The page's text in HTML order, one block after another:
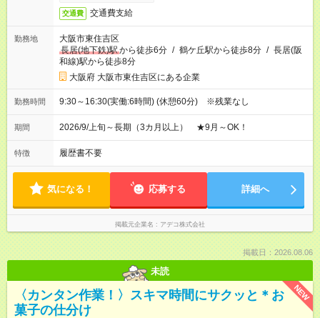
交通費 交通費支給
勤務地
大阪市東住吉区
長居(地下鉄)駅から徒歩6分 / 鶴ケ丘駅から徒歩8分 / 長居(阪
和線)駅から徒歩8分
大阪府 大阪市東住吉区にある企業
勤務時間 9:30～16:30(実働:6時間) (休憩60分) ※残業なし
期間 2026/9/上旬～長期（3カ月以上） ★9月～OK！
特徴 履歴書不要
気になる！ 応募する 詳細へ
掲載元企業名 アデコ株式会社
掲載日：2026.08.06
未読
NEW
〈カンタン作業！〉スキマ時間にサクッと＊お
菓子の仕分け